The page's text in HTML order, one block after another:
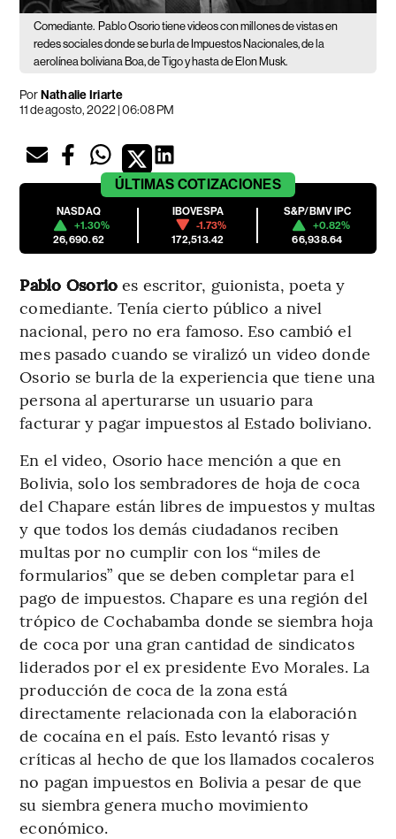
Comediante. Pablo Osorio tiene videos con millones de vistas en
redes sociales donde se burla de Impuestos Nacionales, de la
aerolínea boliviana Boa, de Tigo y hasta de Elon Musk.
PorNathalie Iriarte
11 de agosto, 2022 | 06:08 PM
ÚLTIMAS COTIZACIONES
NASDAQ
+1.30%
26,690.62
IBOVESPA
-1.73%
172,513.42
S&P/BMV IPC
+0.82%
66,938.64
Pablo Osorio es escritor, guionista, poeta y
comediante. Tenía cierto público a nivel
nacional, pero no era famoso. Eso cambió el
mes pasado cuando se viralizó un video donde
Osorio se burla de la experiencia que tiene una
persona al aperturarse un usuario para
facturar y pagar impuestos al Estado boliviano.
En el video, Osorio hace mención a que en
Bolivia, solo los sembradores de hoja de coca
del Chapare están libres de impuestos y multas
y que todos los demás ciudadanos reciben
multas por no cumplir con los “miles de
formularios” que se deben completar para el
pago de impuestos. Chapare es una región del
trópico de Cochabamba donde se siembra hoja
de coca por una gran cantidad de sindicatos
liderados por el ex presidente Evo Morales. La
producción de coca de la zona está
directamente relacionada con la elaboración
de cocaína en el país. Esto levantó risas y
críticas al hecho de que los llamados cocaleros
no pagan impuestos en Bolivia a pesar de que
su siembra genera mucho movimiento
económico.